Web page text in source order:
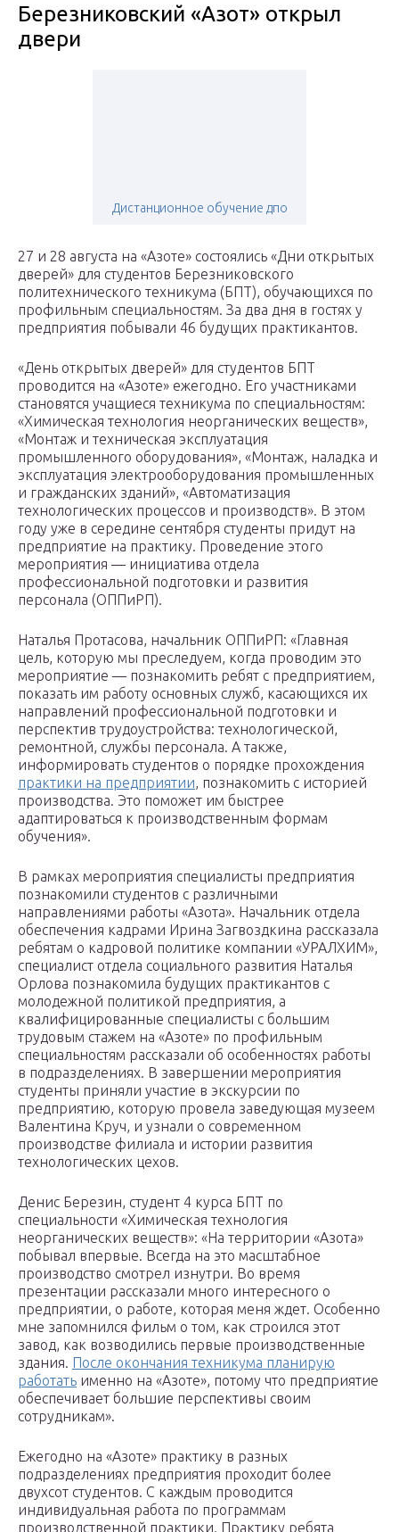
Березниковский «Азот» открыл
двери
Дистанционное обучение дпо
27 и 28 августа на «Азоте» состоялись «Дни открытых
дверей» для студентов Березниковского
политехнического техникума (БПТ), обучающихся по
профильным специальностям. За два дня в гостях у
предприятия побывали 46 будущих практикантов.
«День открытых дверей» для студентов БПТ
проводится на «Азоте» ежегодно. Его участниками
становятся учащиеся техникума по специальностям:
«Химическая технология неорганических веществ»,
«Монтаж и техническая эксплуатация
промышленного оборудования», «Монтаж, наладка и
эксплуатация электрооборудования промышленных
и гражданских зданий», «Автоматизация
технологических процессов и производств». В этом
году уже в середине сентября студенты придут на
предприятие на практику. Проведение этого
мероприятия — инициатива отдела
профессиональной подготовки и развития
персонала (ОППиРП).
Наталья Протасова, начальник ОППиРП: «Главная
цель, которую мы преследуем, когда проводим это
мероприятие — познакомить ребят с предприятием,
показать им работу основных служб, касающихся их
направлений профессиональной подготовки и
перспектив трудоустройства: технологической,
ремонтной, службы персонала. А также,
информировать студентов о порядке прохождения
практики на предприятии, познакомить с историей
производства. Это поможет им быстрее
адаптироваться к производственным формам
обучения».
В рамках мероприятия специалисты предприятия
познакомили студентов с различными
направлениями работы «Азота». Начальник отдела
обеспечения кадрами Ирина Загвоздкина рассказала
ребятам о кадровой политике компании «УРАЛХИМ»,
специалист отдела социального развития Наталья
Орлова познакомила будущих практикантов с
молодежной политикой предприятия, а
квалифицированные специалисты с большим
трудовым стажем на «Азоте» по профильным
специальностям рассказали об особенностях работы
в подразделениях. В завершении мероприятия
студенты приняли участие в экскурсии по
предприятию, которую провела заведующая музеем
Валентина Круч, и узнали о современном
производстве филиала и истории развития
технологических цехов.
Денис Березин, студент 4 курса БПТ по
специальности «Химическая технология
неорганических веществ»: «На территории «Азота»
побывал впервые. Всегда на это масштабное
производство смотрел изнутри. Во время
презентации рассказали много интересного о
предприятии, о работе, которая меня ждет. Особенно
мне запомнился фильм о том, как строился этот
завод, как возводились первые производственные
здания. После окончания техникума планирую
работать именно на «Азоте», потому что предприятие
обеспечивает большие перспективы своим
сотрудникам».
Ежегодно на «Азоте» практику в разных
подразделениях предприятия проходит более
двухсот студентов. С каждым проводится
индивидуальная работа по программам
производственной практики. Практику ребята